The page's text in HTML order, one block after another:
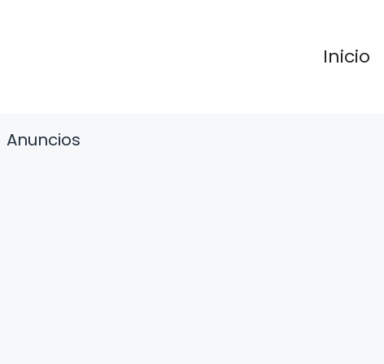
Inicio
Anuncios